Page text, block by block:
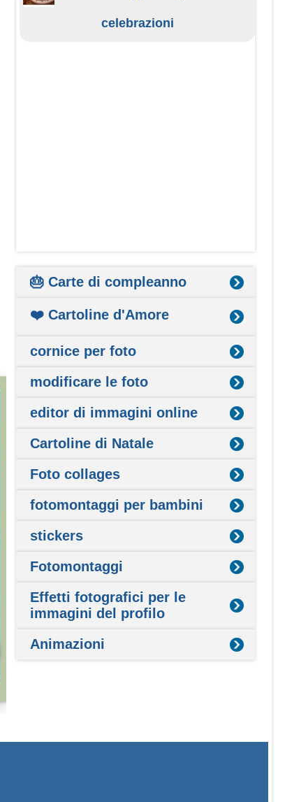
celebrazioni
🎂 Carte di compleanno
❤️ Cartoline d'Amore
cornice per foto
modificare le foto
editor di immagini online
Cartoline di Natale
Foto collages
fotomontaggi per bambini
stickers
Fotomontaggi
Effetti fotografici per le
immagini del profilo
Animazioni